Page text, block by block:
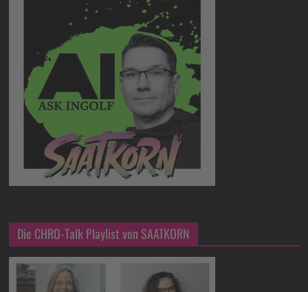
Die CHRO-Talk Playlist von SAATKORN